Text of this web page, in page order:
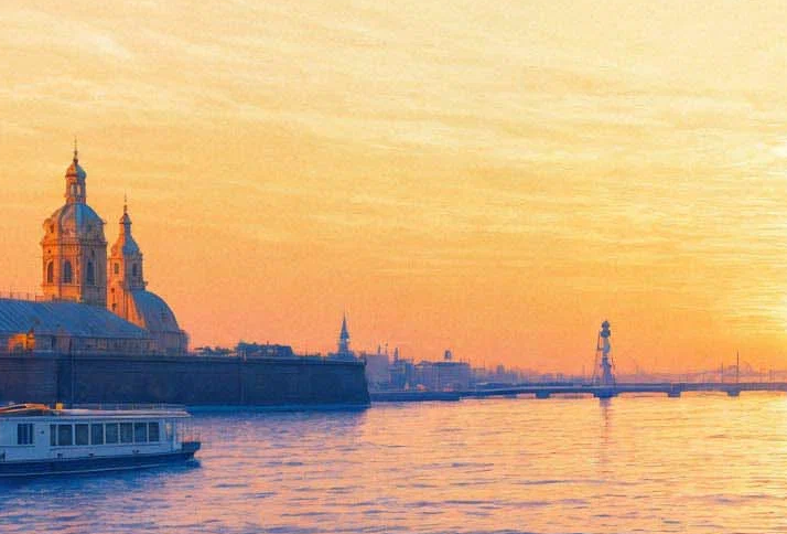
20 февраля 2025, четверг
Салют на День защитника Отечества закроет Заячий остров раньше обычного
15:05:
«Пальмира стояла в руинах много раз». Михаил Пиотровский рассказал о перспективах работ в Сирии
Архив предыдущих материалов